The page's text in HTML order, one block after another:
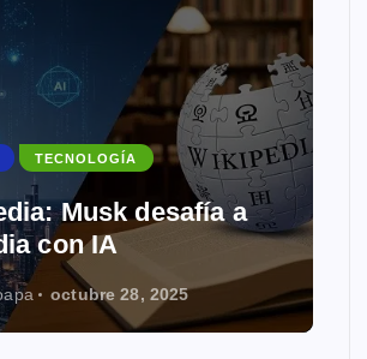
TECNOLOGÍA
Musk desafía a
con IA
octubre 28, 2025